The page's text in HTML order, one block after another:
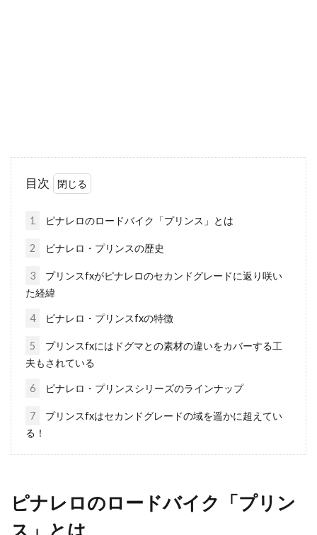
自転車のメーカーで初心者にオスス
メは？
よく初心者の方に、オススメの自転車のメーカ
ーについ...
ルックのロードバイク「765」をイ
です。...
目次
1 ピナレロのロードバイク「プリンス」とは
2 ピナレロ・プリンスの歴史
3
プリンスfxがピナレロのセカンドグレードに返り咲い
た経緯
4 ピナレロ・プリンスfxの特徴
5
プリンスfxにはドグマとの素材の違いをカバーする工
夫もされている
6 ピナレロ・プリンスシリーズのラインナップ
7
プリンスfxはセカンドグレードの域を遥かに超えてい
る！
ピナレロのロードバイク「プリン
ス」とは